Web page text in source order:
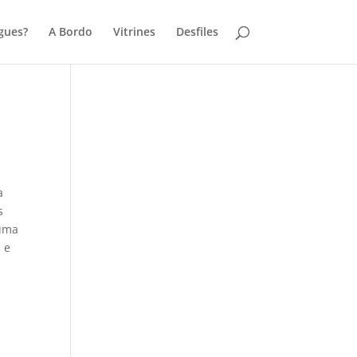
A Bordo Vitrines Desfiles
e